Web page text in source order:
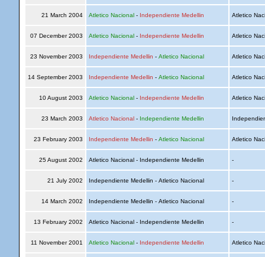
21 March 2004 Atletico Nacional- Independiente Medellin Atletico
07 December 2003 Atletico Nacional- Independiente Medellin Atletico
23 November 2003 Independiente Medellin - Atletico Nacional Atletico
14 September 2003 Independiente Medellin - Atletico Nacional Atletico
10 August 2003 Atletico Nacional- Independiente Medellin Atletico
23 March 2003 Atletico Nacional- Independiente Medellin
23 February 2003 Independiente Medellin - Atletico Nacional Atletico
25 August 2002 Atletico Nacional - Independiente Medellin -
21 July 2002 Independiente Medellin - Atletico Nacional -
14 March 2002 Independiente Medellin - Atletico Nacional -
13 February 2002 Atletico Nacional - Independiente Medellin -
11 November 2001 Atletico Nacional- Independiente Medellin Atletico